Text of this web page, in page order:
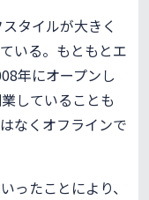
タイルが大きく
いる。もともとエ
年にオープンし
していることも
なくオフラインで
ったことにより、